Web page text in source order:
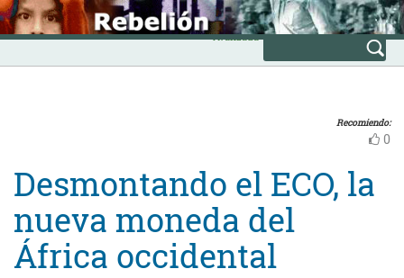
Skip
to
content
INICIO
Avanzada
Recomiendo:
0
Desmontando el ECO, la
nueva moneda del
África occidental